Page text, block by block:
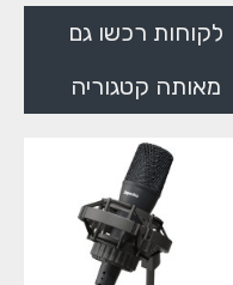
לקוחות רכשו גם
מאותה קטגוריה